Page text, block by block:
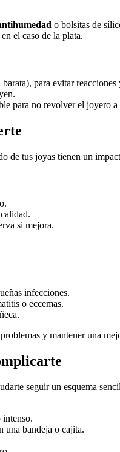
o bolsitas de
el caso de la plata.
para evitar reacciones
para no revolver el joyero
de tus joyas tienen un
si mejora.
infecciones.
o eccemas.
y mantener una
seguir un esquema
intenso.
una bandeja o cajita.